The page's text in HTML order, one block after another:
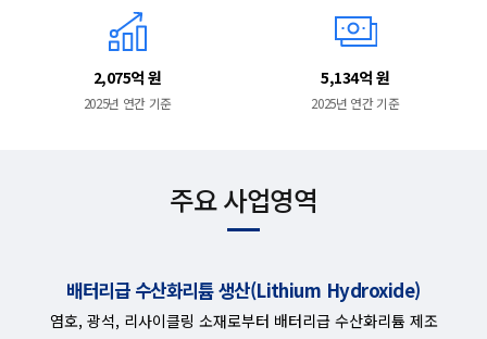
2,075억 원
2025년 연간 기준
5,134억 원
2025년 연간 기준
주요 사업영역
배터리급 수산화리튬 생산(Lithium Hydroxide)
염호, 광석, 리사이클링 소재로부터 배터리급 수산화리튬 제조